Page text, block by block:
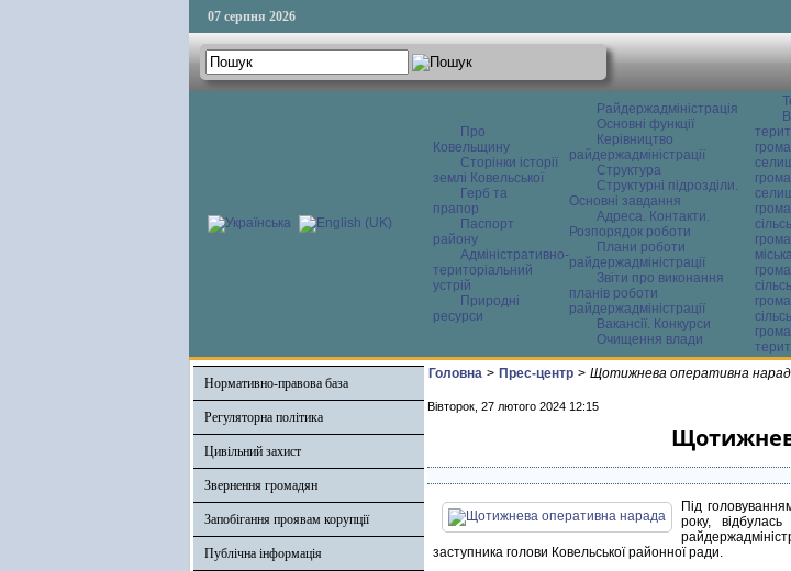
07 серпня 2026
Про
Ковельщину
Сторінки історії
землі Ковельської
Герб та
прапор
Паспорт
району
Адміністративно-
територіальний
устрій
Природні
ресурси
Райдержадміністрація
Основні функції
Керівництво
райдержадміністрації
Структура
Структурні підрозділи.
Основні завдання
Адреса. Контакти.
Розпорядок роботи
Плани роботи
райдержадміністрації
Звіти про виконання
планів роботи
райдержадміністрації
Вакансії. Конкурси
Очищення влади
Нормативно-правова база
Регуляторна політика
Цивільний захист
Звернення громадян
Запобігання проявам корупції
Публічна інформація
Головна > Прес-центр > Щотижнева оперативна
Вівторок, 27 лютого 2024 12:15
Під
року,
заступника голови Ковельської районної ради.